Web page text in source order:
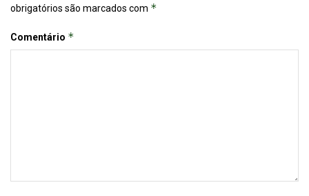
obrigatórios são marcados com *
Comentário *